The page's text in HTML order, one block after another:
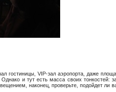
гостиницы, VIP-зал аэропорта, даже
и тут есть масса своих тонкостей:
наконец, проверьте, подойдет ли